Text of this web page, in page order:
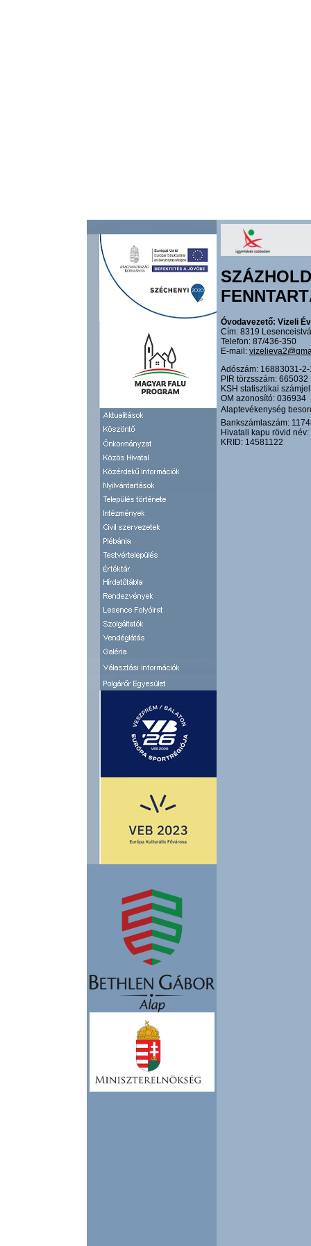
Óvodavezető: Vizeli
Cím: 8319
Telefon: 87/436-350
E-mail:
Adószám: 16883031-
PIR törzsszám: 665032
KSH statisztikai
OM azonosító: 036934
Alaptevékenység
Bankszámlaszám:
Hivatali kapu rövid név:
KRID: 14581122